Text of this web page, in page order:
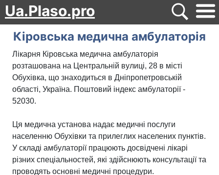
Ua.Plaso.pro
Кіровська медична амбулаторія
Лікарня Кіровська медична амбулаторія
розташована на Центральній вулиці, 28 в місті
Обухівка, що знаходиться в Дніпропетровській
області, Україна. Поштовий індекс амбулаторії -
52030.
Ця медична установа надає медичні послуги
населенню Обухівки та прилеглих населених пунктів.
У складі амбулаторії працюють досвідчені лікарі
різних спеціальностей, які здійснюють консультації та
проводять основні медичні процедури.